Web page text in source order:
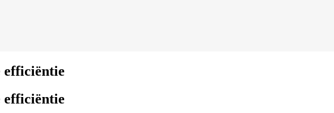
efficiëntie
efficiëntie